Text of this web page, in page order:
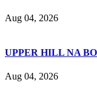
Aug 04, 2026
UPPER HILL NA
Aug 04, 2026